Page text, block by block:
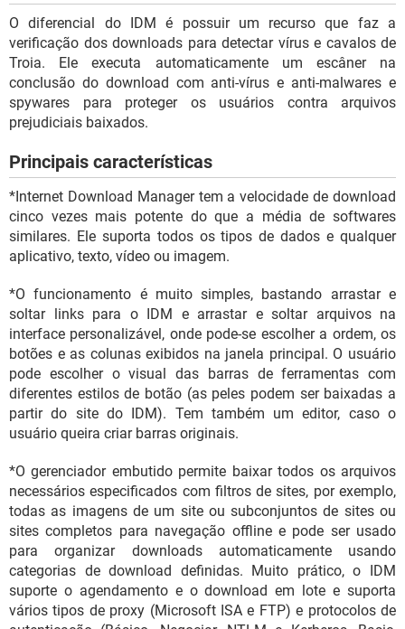
O diferencial do IDM é possuir um recurso que faz a
verificação dos downloads para detectar vírus e cavalos de
Troia. Ele executa automaticamente um escâner na
conclusão do download com anti-vírus e anti-malwares e
spywares para proteger os usuários contra arquivos
prejudiciais baixados.
Principais características
*Internet Download Manager tem a velocidade de download
cinco vezes mais potente do que a média de softwares
similares. Ele suporta todos os tipos de dados e qualquer
aplicativo, texto, vídeo ou imagem.
*O funcionamento é muito simples, bastando arrastar e
soltar links para o IDM e arrastar e soltar arquivos na
interface personalizável, onde pode-se escolher a ordem, os
botões e as colunas exibidos na janela principal. O usuário
pode escolher o visual das barras de ferramentas com
diferentes estilos de botão (as peles podem ser baixadas a
partir do site do IDM). Tem também um editor, caso o
usuário queira criar barras originais.
*O gerenciador embutido permite baixar todos os arquivos
necessários especificados com filtros de sites, por exemplo,
todas as imagens de um site ou subconjuntos de sites ou
sites completos para navegação offline e pode ser usado
para organizar downloads automaticamente usando
categorias de download definidas. Muito prático, o IDM
suporte o agendamento e o download em lote e suporta
vários tipos de proxy (Microsoft ISA e FTP) e protocolos de